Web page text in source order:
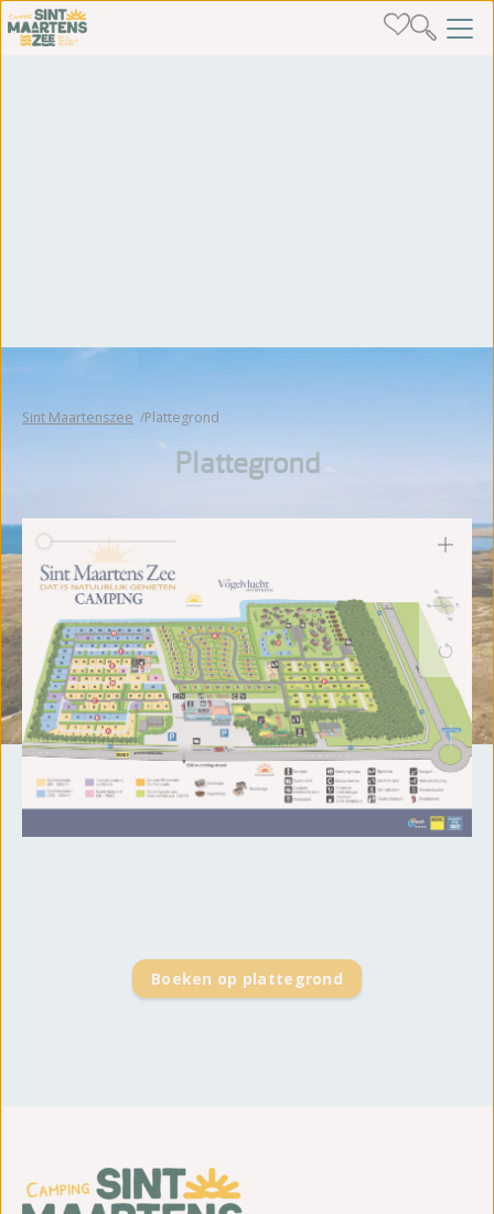
Sint Maartenszee Plattegrond
Plattegrond
Boeken op plattegrond